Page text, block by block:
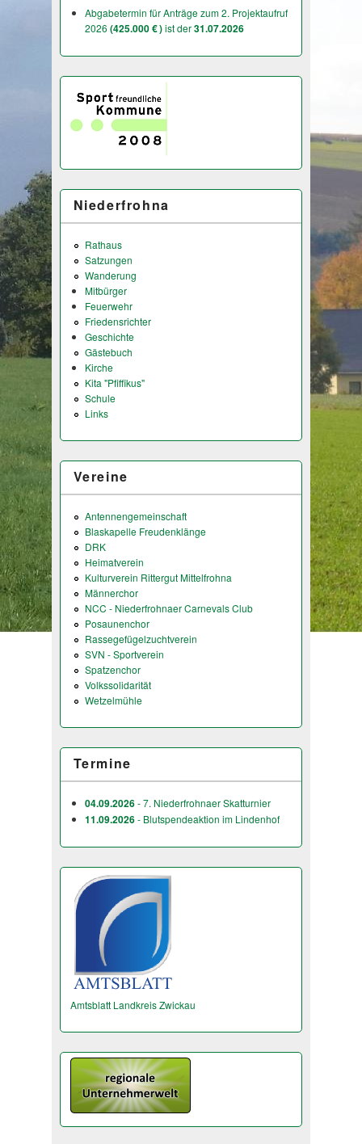
Abgabetermin für Anträge zum 2. Projektaufruf
2026 (425.000 € )ist der31.07.2026
Niederfrohna
Rathaus
Satzungen
Wanderung
Mitbürger
Feuerwehr
Friedensrichter
Geschichte
Gästebuch
Kirche
Kita "Pfiffikus"
Schule
Links
Vereine
Antennengemeinschaft
Blaskapelle Freudenklänge
DRK
Heimatverein
Kulturverein Rittergut Mittelfrohna
Männerchor
NCC - Niederfrohnaer Carnevals Club
Posaunenchor
Rassegefügelzuchtverein
SVN - Sportverein
Spatzenchor
Volkssolidarität
Wetzelmühle
Termine
04.09.2026- 7. Niederfrohnaer Skatturnier
11.09.2026- Blutspendeaktion im Lindenhof
Amtsblatt Landkreis Zwickau